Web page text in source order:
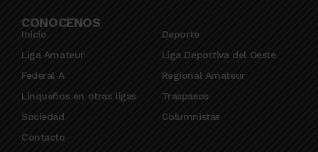
CONOCENOS
Inicio
Deporte
Liga Amateur
Liga Deportiva del Oeste
Federal A
Regional Amateur
Linqueños en otras ligas
Traspasos
Sociedad
Columnistas
Contacto